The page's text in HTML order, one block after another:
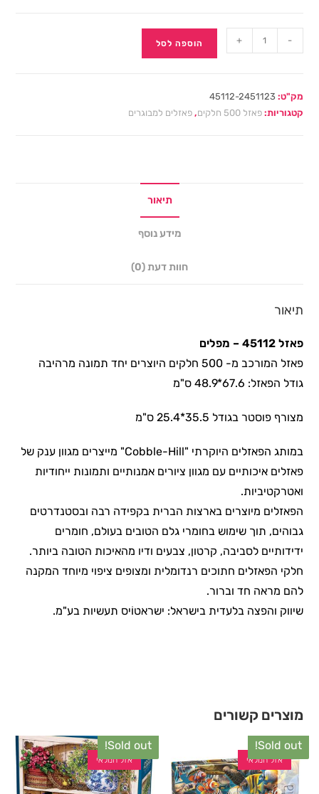
-
+ הוספה לסל
מק"ט:45112-2451123
קטגוריות:פאזל 500 חלקים ,פאזלים למבוגרים
תיאור
מידע נוסף
חוות דעת (0)
תיאור
פאזל 45112 – מפלים
פאזל המורכב מ- 500 חלקים היוצרים יחד תמונה מרהיבה
גודל הפאזל: 67.6*48.9 ס"מ
מצורף פוסטר בגודל 35.5*25.4 ס"מ
במותג הפאזלים היוקרתי "Cobble-Hill" מייצרים מגוון ענק של
פאזלים איכותיים עם מגוון ציורים אמנותיים ותמונות ייחודיות
ואטרקטיביות.
הפאזלים מיוצרים בארצות הברית בקפידה רבה ובסטנדרטים
גבוהים, תוך שימוש בחומרי גלם הטובים בעולם, חומרים
ידידותיים לסביבה, קרטון, צבעים ודיו מהאיכות הטובה ביותר.
חלקי הפאזלים חתוכים רנדומלית ומצופים ציפוי מיוחד המקנה
להם מראה חד וברור.
שיווק והפצה בלעדית בישראל: ישראטוֹיס תעשיות בע"מ.
מוצרים קשורים
Sold out!
אזל המלאי
Sold out!
אזל המלאי